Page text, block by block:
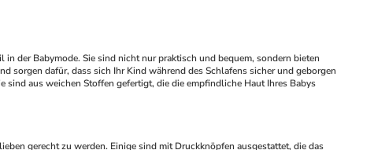
der Babymode. Sie sind nicht nur praktisch und bequem, sondern bieten
sorgen dafür, dass sich Ihr Kind während des Schlafens sicher und geborgen
aus weichen Stoffen gefertigt, die die empfindliche Haut Ihres Babys